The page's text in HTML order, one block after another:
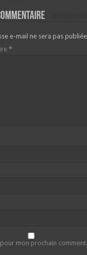
e-mail ne sera pas
*
mon prochain